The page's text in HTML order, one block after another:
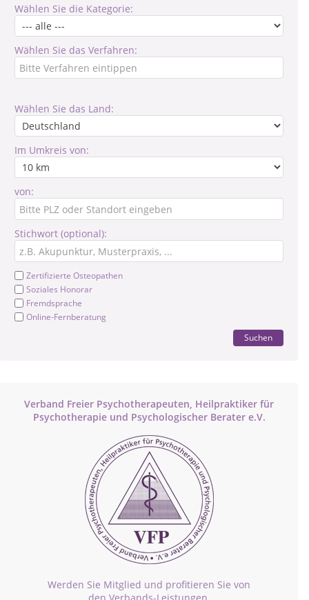
Wählen Sie die Kategorie:
Wählen Sie das Verfahren:
Wählen Sie das Land:
Im Umkreis von:
von:
Stichwort (optional):
Zertifizierte Osteopathen
Soziales Honorar
Fremdsprache
Online-Fernberatung
Suchen
Verband Freier Psychotherapeuten, Heilpraktiker für
Psychotherapie und Psychologischer Berater e.V.
Werden Sie Mitglied und profitieren Sie von